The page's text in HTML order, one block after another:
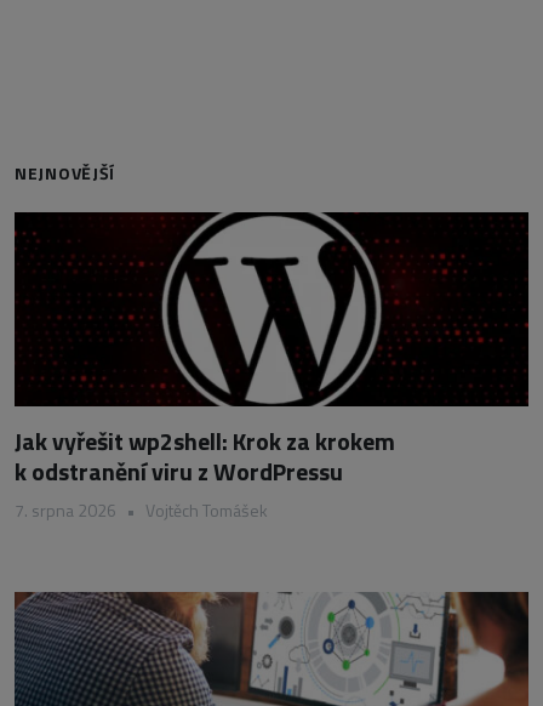
NEJNOVĚJŠÍ
Jak vyřešit wp2shell: Krok za krokem
k odstranění viru z WordPressu
7. srpna 2026 • Vojtěch Tomášek